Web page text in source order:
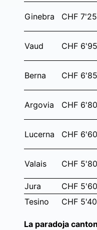
Ginebra CHF
Vaud CHF
Berna CHF
Argovia CHF
Lucerna CHF
Valais CHF
Jura
CHF
Tesino
CHF
La paradoja